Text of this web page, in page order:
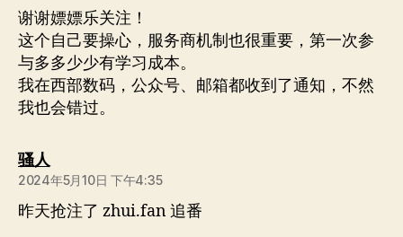
谢谢嫖嫖乐关注！
这个自己要操心，服务商机制也很重要，第一次参
与多多少少有学习成本。
我在西部数码，公众号、邮箱都收到了通知，不然
我也会错过。
骚人
2024年5月10日 下午4:35
昨天抢注了 zhui.fan 追番